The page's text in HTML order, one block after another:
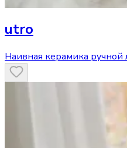
utro
Наивная керамика